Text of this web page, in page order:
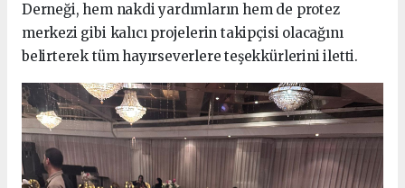
Derneği, hem nakdi yardımların hem de protez
merkezi gibi kalıcı projelerin takipçisi olacağını
belirterek tüm hayırseverlere teşekkürlerini iletti.